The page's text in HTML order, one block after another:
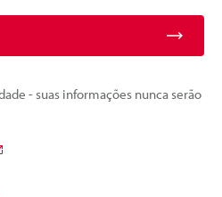
- suas informações nunca serão